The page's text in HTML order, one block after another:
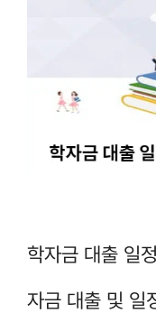
학자금 대출 일
자금 대출 및 일